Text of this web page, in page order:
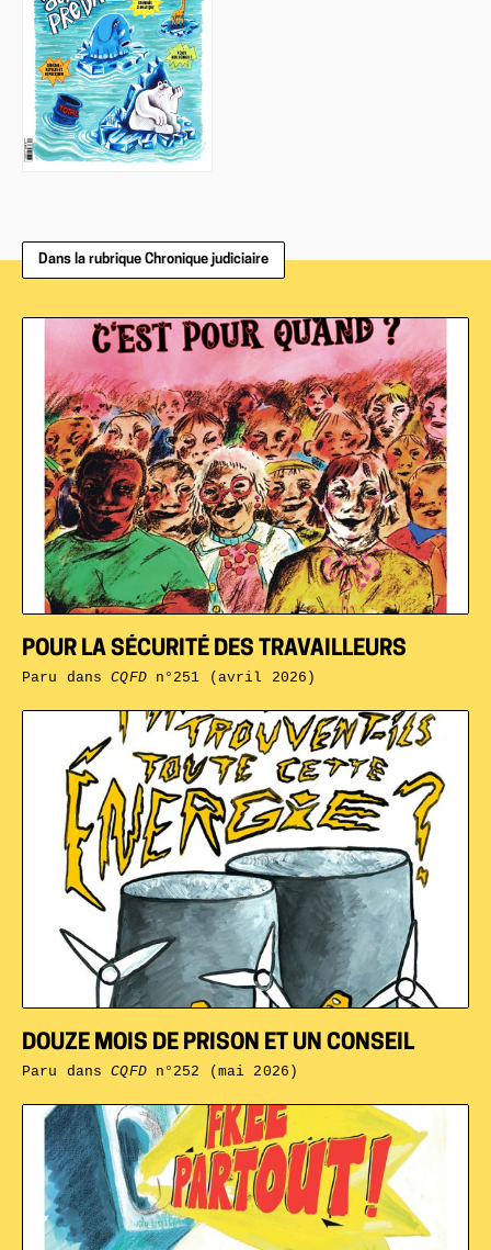
Dans la rubrique Chronique judiciaire
DOUZE MOIS DE PRISON ET UN CONSEIL
Paru dansCQFDn°252 (mai 2026)
POUR LA SÉCURITÉ DES TRAVAILLEURS
Paru dansCQFDn°251 (avril 2026)